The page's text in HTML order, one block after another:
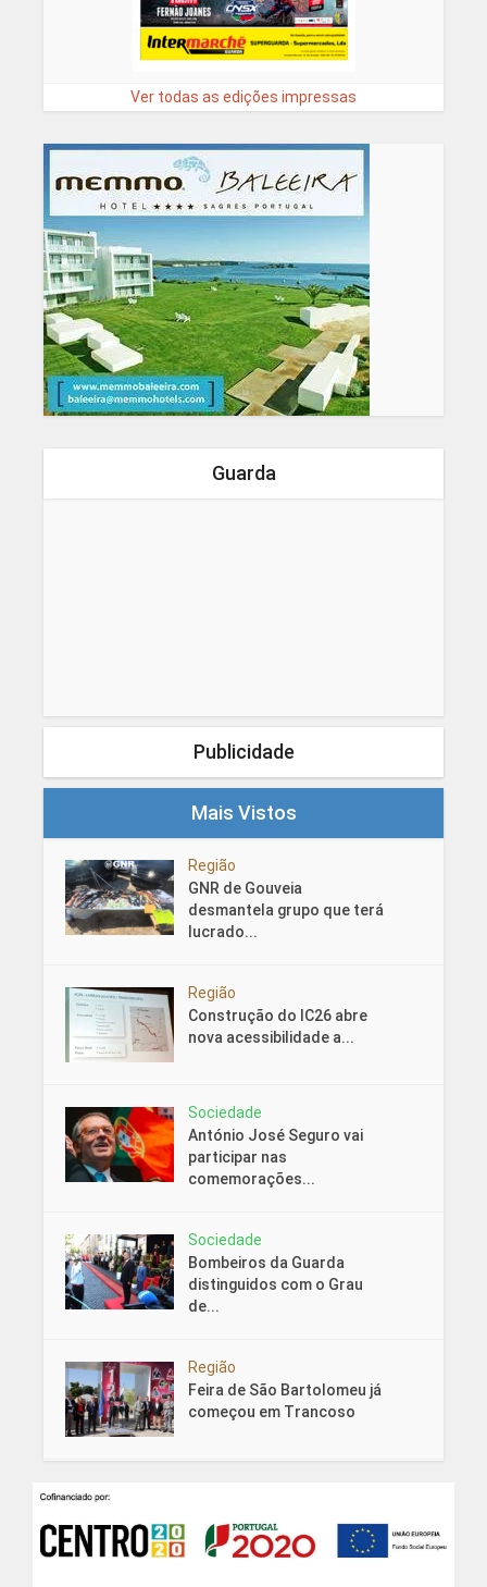
Ver todas as edições impressas
Guarda
Publicidade
Mais Vistos
Região
GNR de Gouveia
desmantela grupo que terá
lucrado...
Região
Construção do IC26 abre
nova acessibilidade a...
Sociedade
António José Seguro vai
participar nas
comemorações...
Sociedade
Bombeiros da Guarda
distinguidos com o Grau
de...
Região
Feira de São Bartolomeu já
começou em Trancoso